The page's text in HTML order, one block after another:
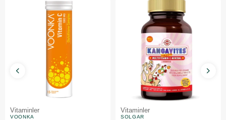
Vitaminler
VOONKA
Vitaminler
SOLGAR